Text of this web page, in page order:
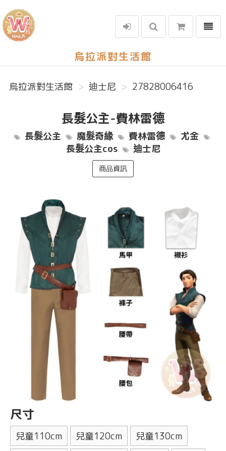
烏拉派對生活館
選單
烏拉派對生活館 迪士尼 27828006416
長髮公主-費林雷德
長髮公主 魔髮奇緣 費林雷德
尤金
長髮公主cos
迪士尼
商品資訊
尺寸
兒童110cm 兒童120cm
兒童130cm